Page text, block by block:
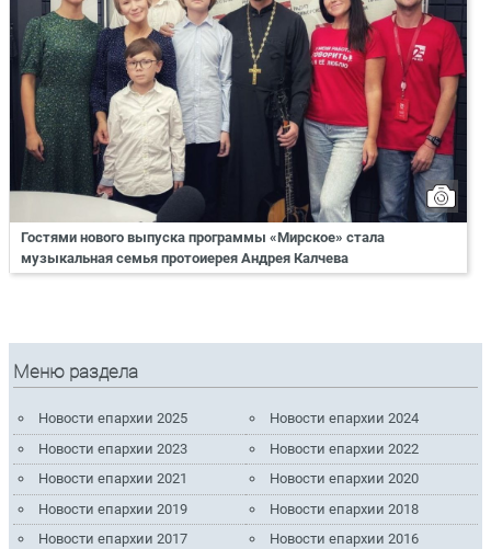
Гостями нового выпуска программы «Мирское» стала
музыкальная семья протоиерея Андрея Калчева
Меню раздела
Новости епархии 2025
Новости епархии 2024
Новости епархии 2023
Новости епархии 2022
Новости епархии 2021
Новости епархии 2020
Новости епархии 2019
Новости епархии 2018
Новости епархии 2017
Новости епархии 2016